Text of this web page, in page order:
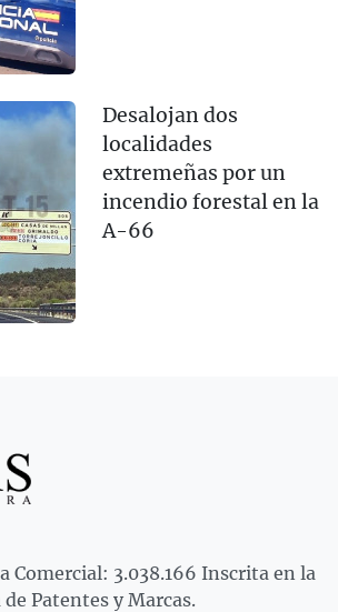
Desalojan dos
localidades
extremeñas por un
incendio forestal en la
A-66
Comercial: 3.038.166 Inscrita en la
Patentes y Marcas.